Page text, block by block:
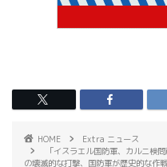
HOME
Extra ニュース
「イスラエル国防軍、カルニ検
の壊滅的な打撃、国防軍が歴史的な作